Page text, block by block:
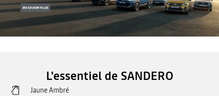
L'essentiel de SANDERO
Jaune Ambré